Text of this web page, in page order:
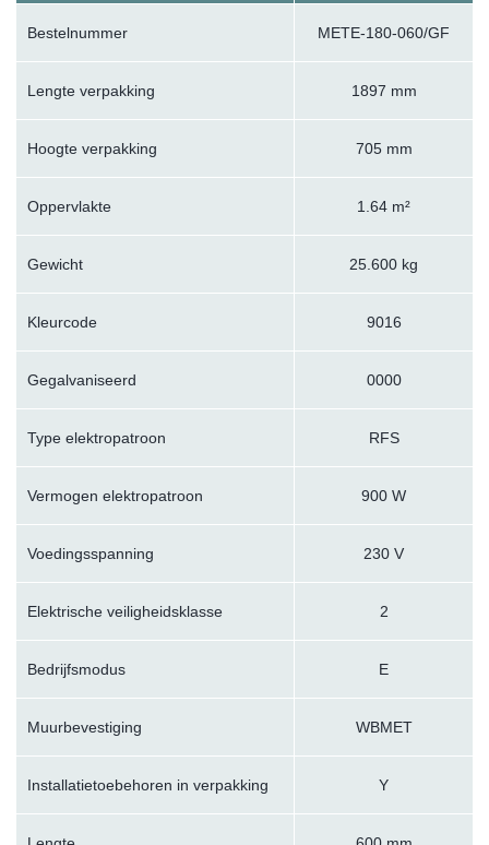
Bestelnummer METE-180-060/GF
Lengte verpakking 1897 mm
Hoogte verpakking 705 mm
Oppervlakte 1.64 m²
Gewicht 25.600 kg
Kleurcode 9016
Gegalvaniseerd 0000
Type elektropatroon RFS
Vermogen elektropatroon 900 W
Voedingsspanning 230 V
Elektrische veiligheidsklasse 2
Bedrijfsmodus E
Muurbevestiging WBMET
Installatietoebehoren in verpakking Y